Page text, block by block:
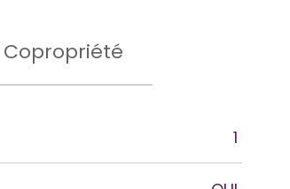
Copropriété
1